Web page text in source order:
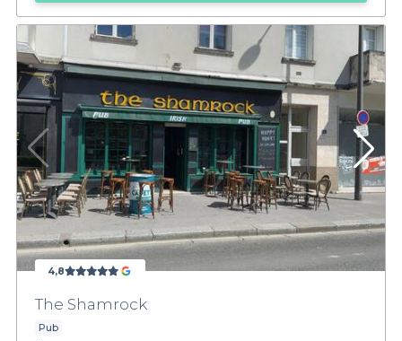
4,8
The Shamrock
Pub